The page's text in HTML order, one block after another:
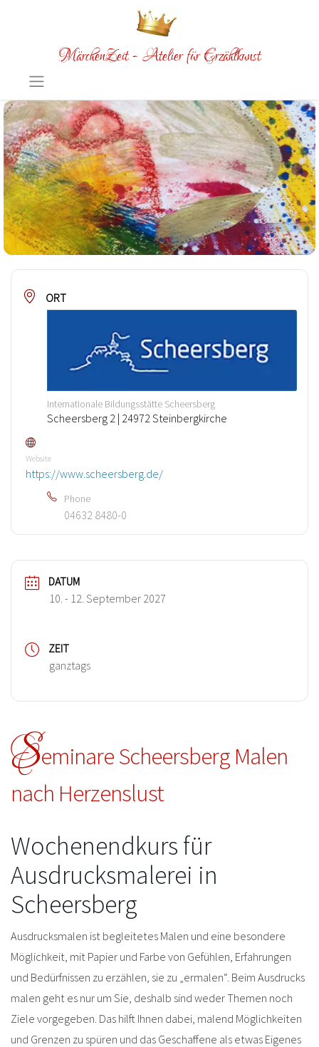
MärchenZeit - Atelier für Erzählkunst
ORT
Internationale Bildungsstätte Scheersberg
Scheersberg 2 | 24972 Steinbergkirche
Website
https://www.scheersberg.de/
Phone
04632 8480-0
DATUM
10. - 12. September 2027
ZEIT
ganztags
Seminare Scheersberg Malen
nach Herzenslust
Wochenendkurs für
Ausdrucksmalerei in
Scheersberg
Ausdrucksmalen ist begleitetes Malen und eine besondere
Möglichkeit, mit Papier und Farbe von Gefühlen, Erfahrungen
und Bedürfnissen zu erzählen, sie zu „ermalen“. Beim Ausdrucks
malen geht es nur um Sie, deshalb sind weder Themen noch
Ziele vorgegeben. Das hilft Ihnen dabei, malend Möglichkeiten
und Grenzen zu spüren und das Geschaffene als etwas Eigenes